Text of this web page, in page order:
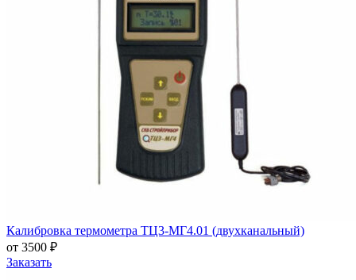
Калибровка термометра ТЦ3-МГ4.01 (двухканальный)
от 3500 ₽
Заказать